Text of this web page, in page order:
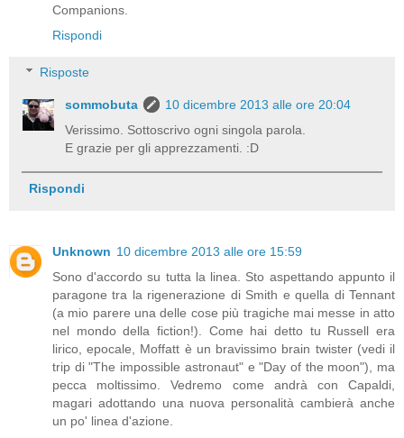
Companions.
Rispondi
Risposte
sommobuta
10 dicembre 2013 alle ore 20:04
Verissimo. Sottoscrivo ogni singola parola.
E grazie per gli apprezzamenti. :D
Rispondi
Unknown 10 dicembre 2013 alle ore 15:59
Sono d'accordo su tutta la linea. Sto aspettando appunto il
paragone tra la rigenerazione di Smith e quella di Tennant
(a mio parere una delle cose più tragiche mai messe in atto
nel mondo della fiction!). Come hai detto tu Russell era
lirico, epocale, Moffatt è un bravissimo brain twister (vedi il
trip di "The impossible astronaut" e "Day of the moon"), ma
pecca moltissimo. Vedremo come andrà con Capaldi,
magari adottando una nuova personalità cambierà anche
un po' linea d'azione.